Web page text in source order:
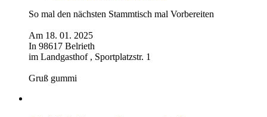
So mal den nächsten Stammtisch mal Vorbereiten
Am 18. 01. 2025
In 98617 Belrieth
im Landgasthof , Sportplatzstr. 1
Gruß gummi